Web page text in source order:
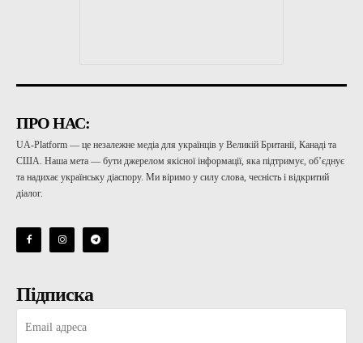
ПРО НАС:
UA-Platform — це незалежне медіа для українців у Великій Британії, Канаді та
США. Наша мета — бути джерелом якісної інформації, яка підтримує, об’єднує
та надихає українську діаспору. Ми віримо у силу слова, чесність і відкритий
діалог.
Підписка